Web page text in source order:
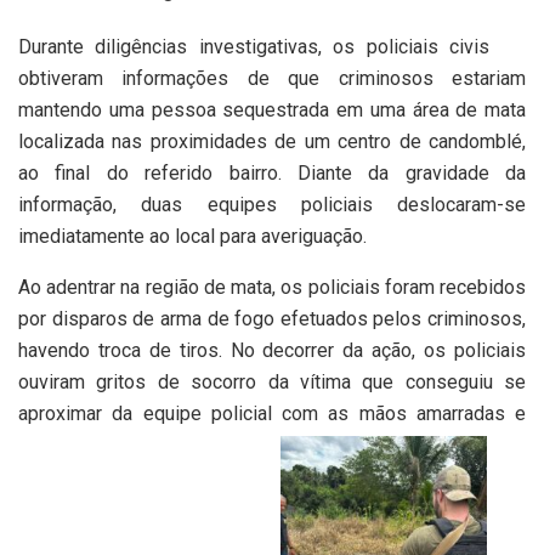
Durante diligências investigativas, os policiais civis
obtiveram informações de que criminosos estariam
mantendo uma pessoa sequestrada em uma área de mata
localizada nas proximidades de um centro de candomblé,
ao final do referido bairro. Diante da gravidade da
informação, duas equipes policiais deslocaram-se
imediatamente ao local para averiguação.
Ao adentrar na região de mata, os policiais foram recebidos
por disparos de arma de fogo efetuados pelos criminosos,
havendo troca de tiros. No decorrer da ação, os policiais
ouviram gritos de socorro da vítima que conseguiu se
aproximar da equipe policial com as mãos amarradas e